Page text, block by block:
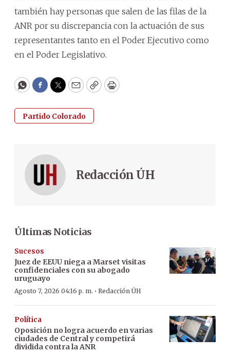
también hay personas que salen de las filas de la
ANR por su discrepancia con la actuación de sus
representantes tanto en el Poder Ejecutivo como
en el Poder Legislativo.
WhatsApp
Facebook
Twitter
EmailCopyPrint
Partido Colorado
Redacción ÚH
Últimas Noticias
Sucesos
Juez de EEUU niega a Marset visitas
confidenciales con su abogado
uruguayo
Agosto 7, 2026 04:16 p. m. · Redacción ÚH
Política
Oposición no logra acuerdo en varias
ciudades de Central y competirá
dividida contra la ANR